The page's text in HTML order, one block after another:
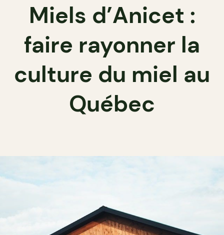
Miels d’Anicet :
faire rayonner la
culture du miel au
Québec